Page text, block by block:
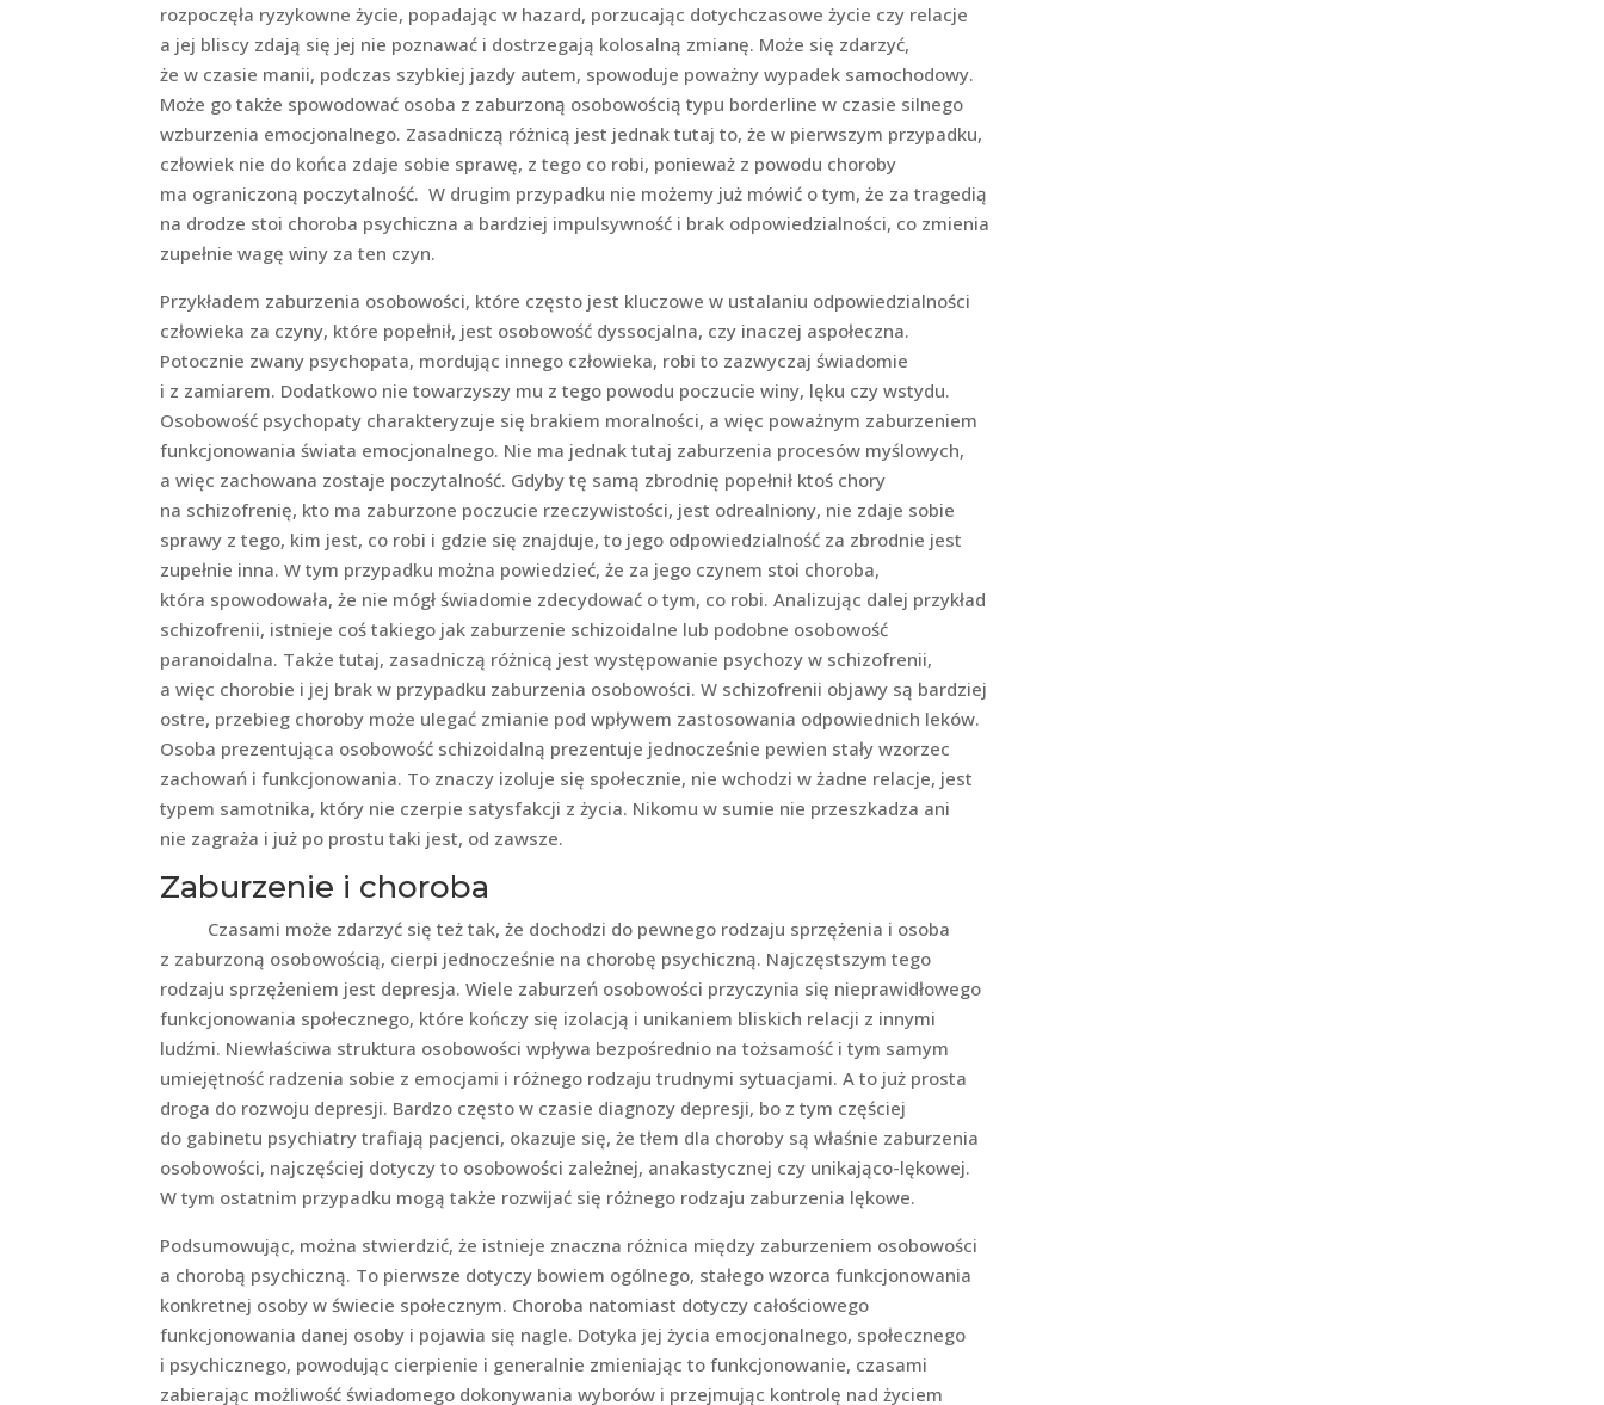
rozpoczęła ryzykowne życie, popadając w hazard, porzucając dotychczasowe życie czy relacje
a jej bliscy zdają się jej nie poznawać i dostrzegają kolosalną zmianę. Może się zdarzyć,
że w czasie manii, podczas szybkiej jazdy autem, spowoduje poważny wypadek samochodowy.
Może go także spowodować osoba z zaburzoną osobowością typu borderline w czasie silnego
wzburzenia emocjonalnego. Zasadniczą różnicą jest jednak tutaj to, że w pierwszym przypadku,
człowiek nie do końca zdaje sobie sprawę, z tego co robi, ponieważ z powodu choroby
ma ograniczoną poczytalność. W drugim przypadku nie możemy już mówić o tym, że za tragedią
na drodze stoi choroba psychiczna a bardziej impulsywność i brak odpowiedzialności, co zmienia
zupełnie wagę winy za ten czyn.
Przykładem zaburzenia osobowości, które często jest kluczowe w ustalaniu odpowiedzialności
człowieka za czyny, które popełnił, jest osobowość dyssocjalna, czy inaczej aspołeczna.
Potocznie zwany psychopata, mordując innego człowieka, robi to zazwyczaj świadomie
i z zamiarem. Dodatkowo nie towarzyszy mu z tego powodu poczucie winy, lęku czy wstydu.
Osobowość psychopaty charakteryzuje się brakiem moralności, a więc poważnym zaburzeniem
funkcjonowania świata emocjonalnego. Nie ma jednak tutaj zaburzenia procesów myślowych,
a więc zachowana zostaje poczytalność. Gdyby tę samą zbrodnię popełnił ktoś chory
na schizofrenię, kto ma zaburzone poczucie rzeczywistości, jest odrealniony, nie zdaje sobie
sprawy z tego, kim jest, co robi i gdzie się znajduje, to jego odpowiedzialność za zbrodnie jest
zupełnie inna. W tym przypadku można powiedzieć, że za jego czynem stoi choroba,
która spowodowała, że nie mógł świadomie zdecydować o tym, co robi. Analizując dalej przykład
schizofrenii, istnieje coś takiego jak zaburzenie schizoidalne lub podobne osobowość
paranoidalna. Także tutaj, zasadniczą różnicą jest występowanie psychozy w schizofrenii,
a więc chorobie i jej brak w przypadku zaburzenia osobowości. W schizofrenii objawy są bardziej
ostre, przebieg choroby może ulegać zmianie pod wpływem zastosowania odpowiednich leków.
Osoba prezentująca osobowość schizoidalną prezentuje jednocześnie pewien stały wzorzec
zachowań i funkcjonowania. To znaczy izoluje się społecznie, nie wchodzi w żadne relacje, jest
typem samotnika, który nie czerpie satysfakcji z życia. Nikomu w sumie nie przeszkadza ani
nie zagraża i już po prostu taki jest, od zawsze.
Zaburzenie i choroba
Czasami może zdarzyć się też tak, że dochodzi do pewnego rodzaju sprzężenia i osoba
z zaburzoną osobowością, cierpi jednocześnie na chorobę psychiczną. Najczęstszym tego
rodzaju sprzężeniem jest depresja. Wiele zaburzeń osobowości przyczynia się nieprawidłowego
funkcjonowania społecznego, które kończy się izolacją i unikaniem bliskich relacji z innymi
ludźmi. Niewłaściwa struktura osobowości wpływa bezpośrednio na tożsamość i tym samym
umiejętność radzenia sobie z emocjami i różnego rodzaju trudnymi sytuacjami. A to już prosta
droga do rozwoju depresji. Bardzo często w czasie diagnozy depresji, bo z tym częściej
do gabinetu psychiatry trafiają pacjenci, okazuje się, że tłem dla choroby są właśnie zaburzenia
osobowości, najczęściej dotyczy to osobowości zależnej, anakastycznej czy unikająco-lękowej.
W tym ostatnim przypadku mogą także rozwijać się różnego rodzaju zaburzenia lękowe.
Podsumowując, można stwierdzić, że istnieje znaczna różnica między zaburzeniem osobowości
a chorobą psychiczną. To pierwsze dotyczy bowiem ogólnego, stałego wzorca funkcjonowania
konkretnej osoby w świecie społecznym. Choroba natomiast dotyczy całościowego
funkcjonowania danej osoby i pojawia się nagle. Dotyka jej życia emocjonalnego, społecznego
i psychicznego, powodując cierpienie i generalnie zmieniając to funkcjonowanie, czasami
zabierając możliwość świadomego dokonywania wyborów i przejmując kontrolę nad życiem